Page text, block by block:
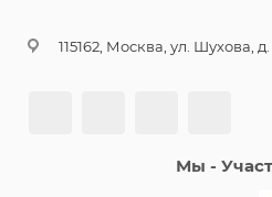
115162, Москва, ул. Шухова, д.
Мы -